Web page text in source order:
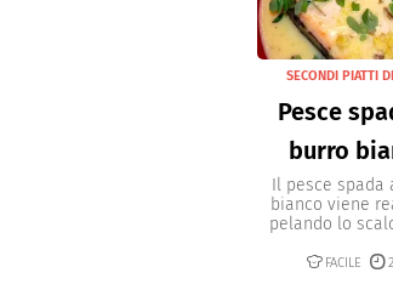
SECONDI PIATTI
Pesce
burro
Il pesce spada
bianco viene
pelando lo
FACILE